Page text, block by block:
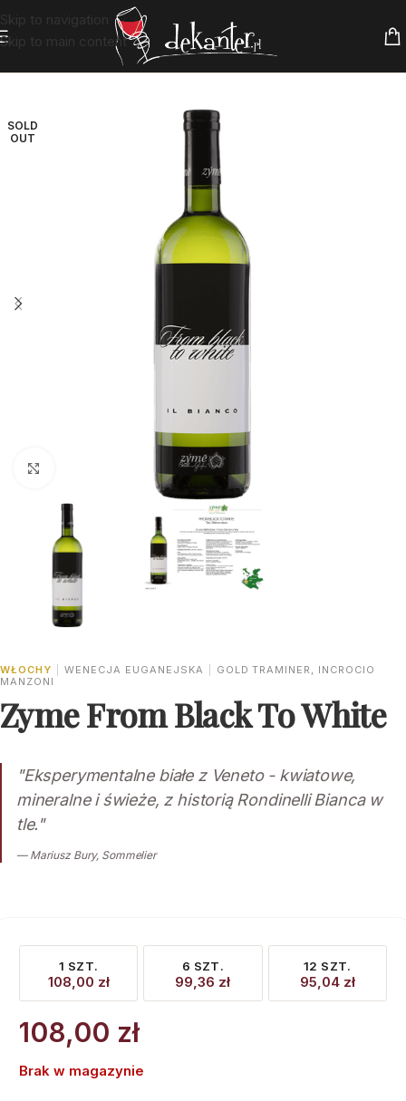
Skip to navigation
Skip to main content
SOLD
OUT
WŁOCHY WENECJA EUGANEJSKA
GOLD TRAMINER, INCROCIO
MANZONI
Zyme From Black To White
"Eksperymentalne białe z Veneto - kwiatowe,
mineralne i świeże, z historią Rondinelli Bianca w
tle."
— Mariusz Bury, Sommelier
1 SZT.
108,00 zł
6 SZT.
99,36 zł
12 SZT.
95,04 zł
108,00 zł
Brak w magazynie